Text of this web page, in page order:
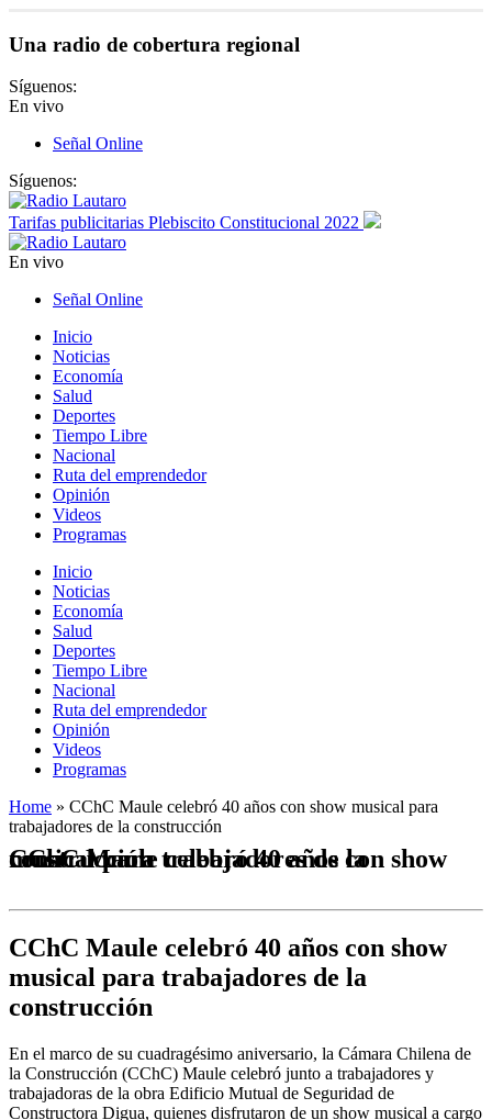
Una radio de cobertura regional
Síguenos:
En vivo
Señal Online
Síguenos:
Tarifas publicitarias Plebiscito Constitucional 2022
En vivo
Señal Online
Inicio
Noticias
Economía
Salud
Deportes
Tiempo Libre
Nacional
Ruta del emprendedor
Opinión
Videos
Programas
Inicio
Noticias
Economía
Salud
Deportes
Tiempo Libre
Nacional
Ruta del emprendedor
Opinión
Videos
Programas
Home » CChC Maule celebró 40 años con show musical para
trabajadores de la construcción
CChC Maule celebró 40 años con show musical para trabajadores de la construcción
CChC Maule celebró 40 años con show
musical para trabajadores de la
construcción
En el marco de su cuadragésimo aniversario, la Cámara Chilena de
la Construcción (CChC) Maule celebró junto a trabajadores y
trabajadoras de la obra Edificio Mutual de Seguridad de
Constructora Digua, quienes disfrutaron de un show musical a cargo